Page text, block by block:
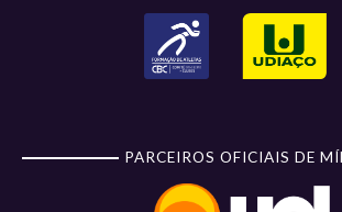
PARCEIROS OFICIAIS DE